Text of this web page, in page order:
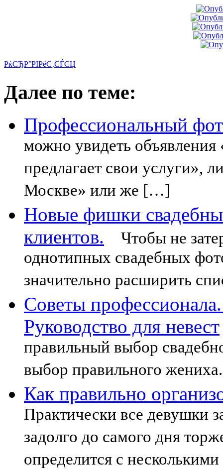
РќСЂР°РІРёС‚СЃСЏ
Далее по теме:
Профессиональный
можно увидеть
предлагает свои услуги»,
Москве» или же […]
Новые фишки
клиентов.
Чтобы не
однотипных свадебных
значительно расширить
Советы
Руководство для невест
правильный выбор
выбор правильного
Как правильно
Практически все девушки
задолго до самого дня
определится с